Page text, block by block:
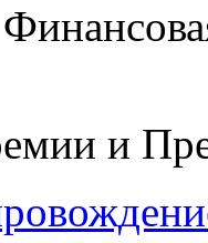
и